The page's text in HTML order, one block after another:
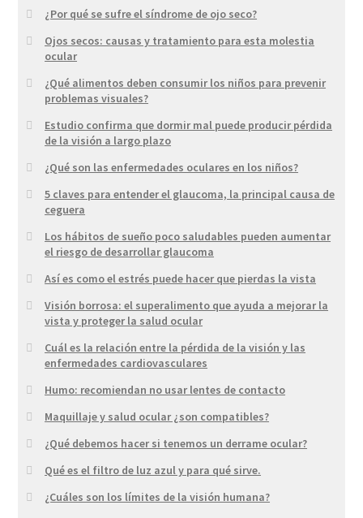
¿Por qué se sufre el síndrome de ojo seco?
Ojos secos: causas y tratamiento para esta molestia
ocular
¿Qué alimentos deben consumir los niños para prevenir
problemas visuales?
Estudio confirma que dormir mal puede producir pérdida
de la visión a largo plazo
¿Qué son las enfermedades oculares en los niños?
5 claves para entender el glaucoma, la principal causa de
ceguera
Los hábitos de sueño poco saludables pueden aumentar
el riesgo de desarrollar glaucoma
Así es como el estrés puede hacer que pierdas la vista
Visión borrosa: el superalimento que ayuda a mejorar la
vista y proteger la salud ocular
Cuál es la relación entre la pérdida de la visión y las
enfermedades cardiovasculares
Humo: recomiendan no usar lentes de contacto
Maquillaje y salud ocular ¿son compatibles?
¿Qué debemos hacer si tenemos un derrame ocular?
Qué es el filtro de luz azul y para qué sirve.
¿Cuáles son los límites de la visión humana?